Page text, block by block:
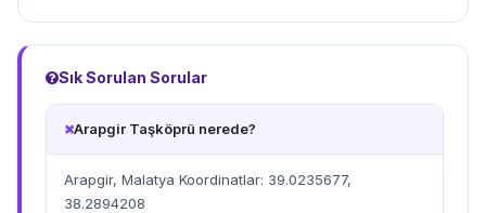
Sık Sorulan Sorular
Arapgir Taşköprü nerede?
Arapgir, Malatya Koordinatlar: 39.0235677,
38.2894208